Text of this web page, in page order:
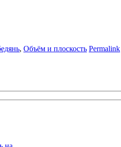
, Объём и плоскость Permalink